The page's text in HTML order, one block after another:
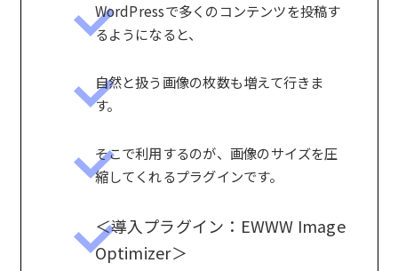
WordPressで多くのコンテンツを投稿す
るようになると、
自然と扱う画像の枚数も増えて行きま
す。
そこで利用するのが、画像のサイズを圧
縮してくれるプラグインです。
＜導入プラグイン：EWWW Image
Optimizer＞